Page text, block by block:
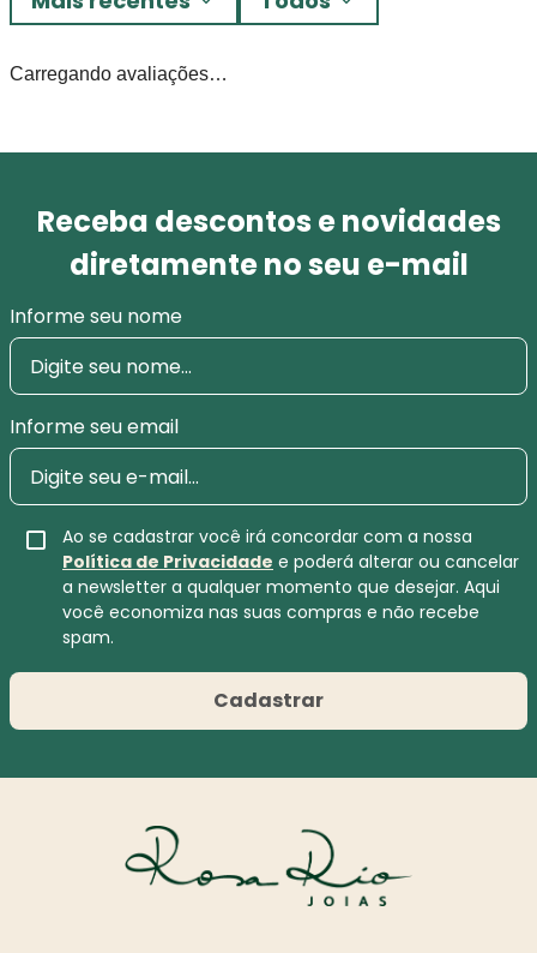
Carregando avaliações…
Receba descontos e novidades
diretamente no seu e-mail
Informe seu nome
Informe seu email
Ao se cadastrar você irá concordar com a nossa
Política de Privacidade e poderá alterar ou cancelar
a newsletter a qualquer momento que desejar. Aqui
você economiza nas suas compras e não recebe
spam.
Cadastrar